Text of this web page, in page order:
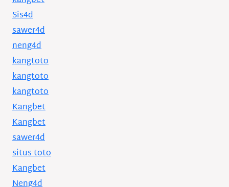
Sis4d
sawer4d
neng4d
kangtoto
kangtoto
kangtoto
Kangbet
Kangbet
sawer4d
situs toto
Kangbet